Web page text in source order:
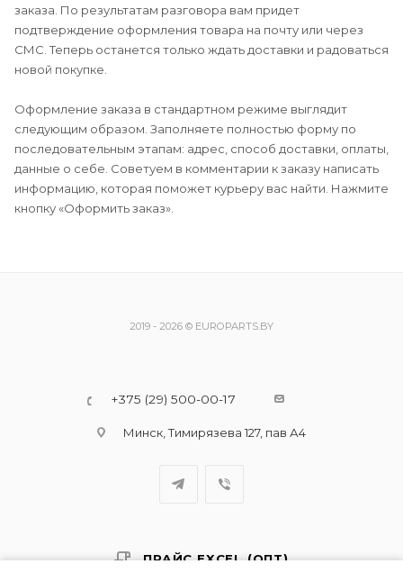
заказа. По результатам разговора вам придет
подтверждение оформления товара на почту или через
СМС. Теперь останется только ждать доставки и радоваться
новой покупке.
Оформление заказа в стандартном режиме выглядит
следующим образом. Заполняете полностью форму по
последовательным этапам: адрес, способ доставки, оплаты,
данные о себе. Советуем в комментарии к заказу написать
информацию, которая поможет курьеру вас найти. Нажмите
кнопку «Оформить заказ».
2019 - 2026 © EUROPARTS.BY
+375 (29) 500-00-17
Минск, Тимирязева 127, пав А4
ПРАЙС EXCEL (ОПТ)